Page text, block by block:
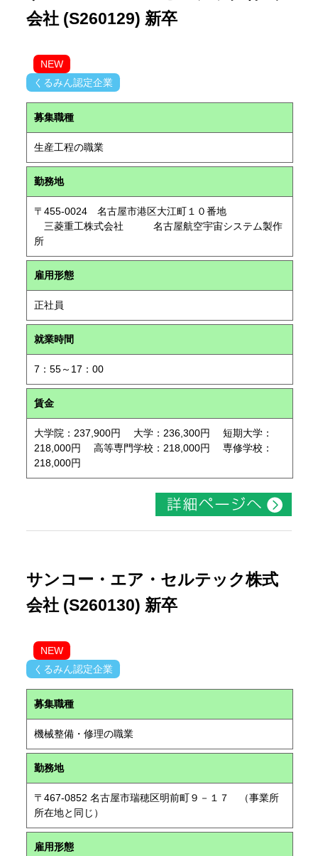
会社 (S260129) 新卒
NEW
くるみん認定企業
募集職種
生産工程の職業
勤務地
〒455-0024 名古屋市港区大江町１０番地
三菱重工株式会社 名古屋航空宇宙システム製作
所
雇用形態
正社員
就業時間
7：55～17：00
賃金
大学院：237,900円 大学：236,300円 短期大学：
218,000円 高等専門学校：218,000円 専修学校：
218,000円
サンコー・エア・セルテック株式
会社 (S260130) 新卒
NEW
くるみん認定企業
募集職種
機械整備・修理の職業
勤務地
〒467-0852 名古屋市瑞穂区明前町９－１７ （事業所
所在地と同じ）
雇用形態